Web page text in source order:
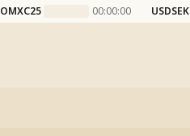
OMXC25 00:00:00 USDSEK